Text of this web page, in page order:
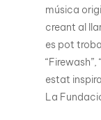
música
creant al
es pot
estat
La